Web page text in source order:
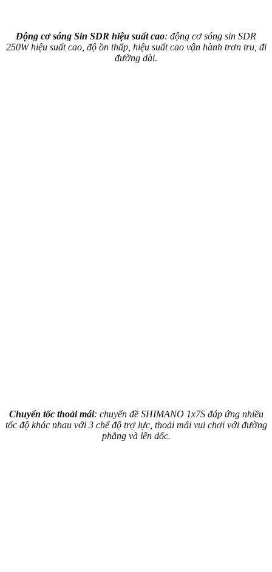
Động cơ sóng Sin SDR hiệu suất cao: động cơ sóng sin SDR
250W hiệu suất cao, độ ồn thấp, hiệu suất cao vận hành trơn tru, đi
đường dài.
Chuyển tốc thoải mái: chuyển đề SHIMANO 1x7S đáp ứng nhiều
tốc độ khác nhau với 3 chế độ trợ lực, thoải mái vui chơi với đường
phẳng và lên dốc.